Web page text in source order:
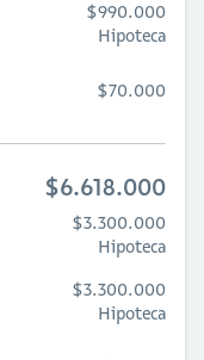
$990.000
Hipoteca
$70.000
$6.618.000
$3.300.000
Hipoteca
$3.300.000
Hipoteca